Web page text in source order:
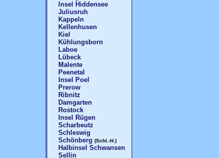
Insel Hiddensee
Juliusruh
Kappeln
Kellenhusen
Kiel
Kühlungsborn
Laboe
Lübeck
Malente
Peenetal
Insel Poel
Prerow
Ribnitz
Damgarten
Rostock
Insel Rügen
Scharbeutz
Schleswig
Schönberg (Schl.-H.)
Halbinsel Schwansen
Sellin